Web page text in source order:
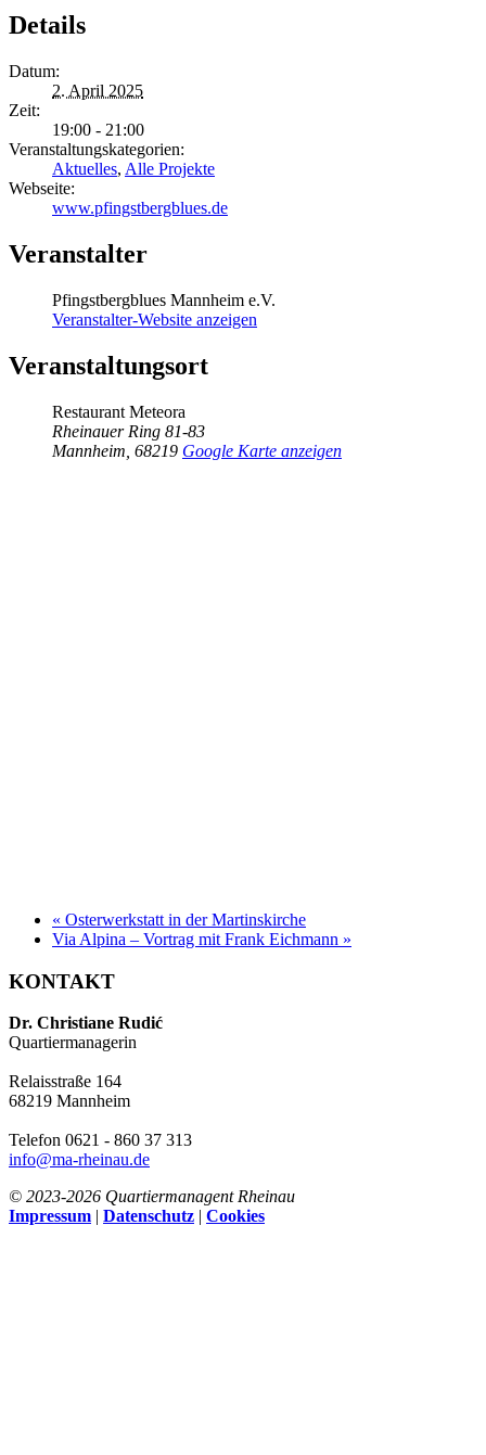
Details
Datum:
2. April 2025
Zeit:
19:00 - 21:00
Veranstaltungskategorien:
Aktuelles, Alle Projekte
Webseite:
www.pfingstbergblues.de
Veranstalter
Pfingstbergblues Mannheim e.V.
Veranstalter-Website anzeigen
Veranstaltungsort
Restaurant Meteora
Rheinauer Ring 81-83
Mannheim 68219 Google Karte anzeigen
« Osterwerkstatt in der Martinskirche
Via Alpina – Vortrag mit Frank Eichmann »
KONTAKT
Dr. Christiane Rudić
Quartiermanagerin
Relaisstraße 164
68219 Mannheim
Telefon 0621 - 860 37 313
info@ma-rheinau.de
© 2023-2026 Quartiermanagent Rheinau
Impressum | Datenschutz | Cookies